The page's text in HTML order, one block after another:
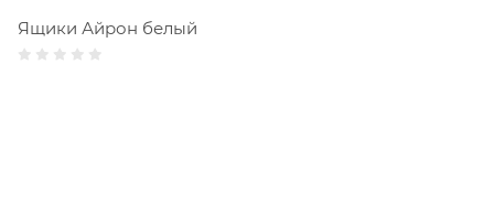
Ящики Айрон белый